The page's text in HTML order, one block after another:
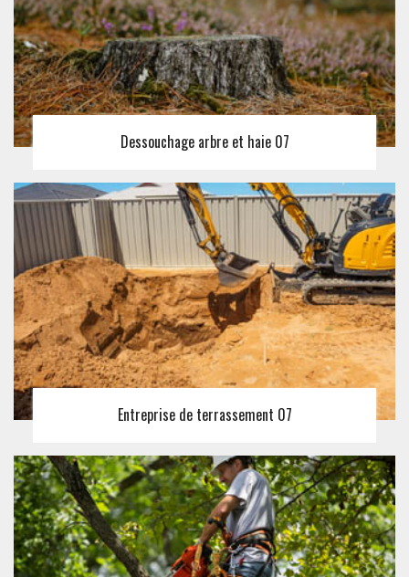
Dessouchage arbre et haie 07
Entreprise de terrassement 07